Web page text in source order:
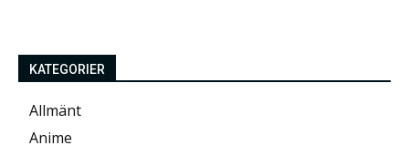
KATEGORIER
Allmänt
Anime